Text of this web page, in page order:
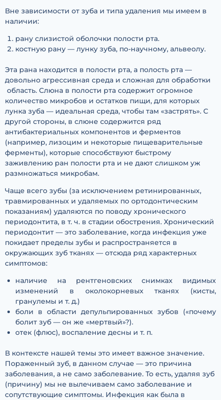
Вне зависимости от зуба и типа удаления мы имеем в
наличии:
рану слизистой оболочки полости рта.
костную рану — лунку зуба, по-научному, альвеолу.
Эта рана находится в полости рта, а полость рта —
довольно агрессивная среда и сложная для обработки
область. Слюна в полости рта содержит огромное
количество микробов и остатков пищи, для которых
лунка зуба — идеальная среда, чтобы там «застрять». С
другой стороны, в слюне содержится ряд
антибактериальных компонентов и ферментов
(например, лизоцим и некоторые пищеварительные
ферменты), которые способствуют быстрому
заживлению ран полости рта и не дают слишком уж
размножаться микробам.
Чаще всего зубы (за исключением ретинированных,
травмированных и удаляемых по ортодонтическим
показаниям) удаляются по поводу хронического
периодонтита, в т. ч. в стадии обострения. Хронический
периодонтит — это заболевание, когда инфекция уже
покидает пределы зубы и распространяется в
окружающих зуб тканях — отсюда ряд характерных
симптомов:
наличие на рентгеновских снимках видимых
изменений в околокорневых тканях (кисты,
гранулемы и т. д.)
боли в области депульпированных зубов («почему
болит зуб — он же «мертвый»?).
отек (флюс), воспаление десны и т. п.
В контексте нашей темы это имеет важное значение.
Пораженный зуб, в данном случае — это причина
заболевания, а не само заболевание. То есть, удаляя зуб
(причину) мы не вылечиваем само заболевание и
сопутствующие симптомы. Инфекция как была в